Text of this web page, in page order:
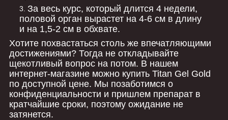
За весь курс, который длится 4 недели,
половой орган вырастет на 4-6 см в длину
и на 1,5-2 см в обхвате.
Хотите похвастаться столь же впечатляющими
достижениями? Тогда не откладывайте
щекотливый вопрос на потом. В нашем
интернет-магазине можно купить Titan Gel Gold
по доступной цене. Мы позаботимся о
конфиденциальности и пришлем препарат в
кратчайшие сроки, поэтому ожидание не
затянется.